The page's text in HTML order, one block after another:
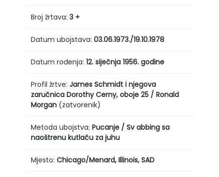
Broj žrtava: 3 +
Datum ubojstava: 03.06.1973./19.10.1978
Datum rođenja: 12. siječnja 1956. godine
Profil žrtve: James Schmidt i njegova
zaručnica Dorothy Cerny, oboje 25 / Ronald
Morgan (zatvorenik)
Metoda ubojstva: Pucanje / Sv abbing sa
naoštrenu kutlaču za juhu
Mjesto: Chicago/Menard, Illinois, SAD